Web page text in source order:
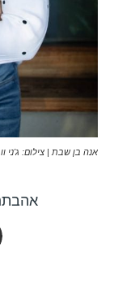
אנה בן שבת | צילום: ג'ני וו